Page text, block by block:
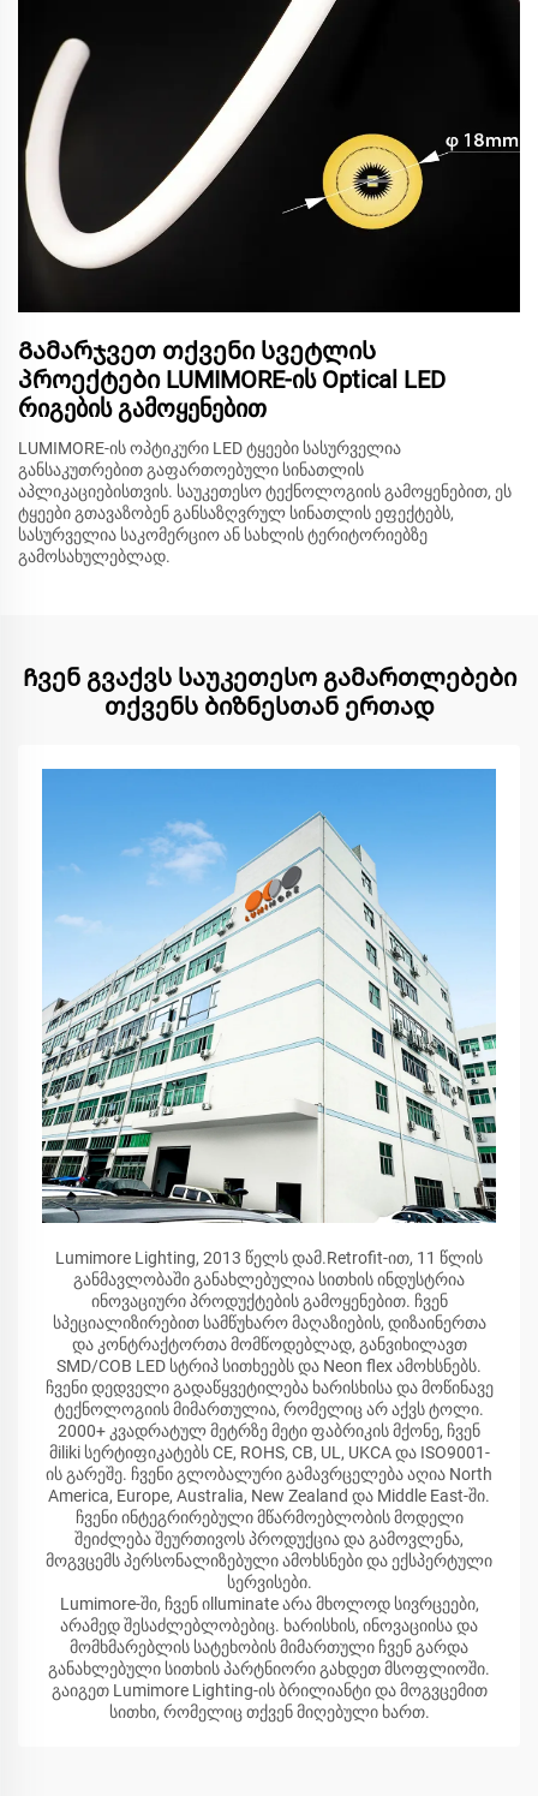
Გამარჯვეთ თქვენი სვეტლის
პროექტები LUMIMORE-ის Optical LED
რიგების გამოყენებით
LUMIMORE-ის ოპტიკური LED ტყეები სასურველია
განსაკუთრებით გაფართოებული სინათლის
აპლიკაციებისთვის. საუკეთესო ტექნოლოგიის გამოყენებით, ეს
ტყეები გთავაზობენ განსაზღვრულ სინათლის ეფექტებს,
სასურველია საკომერციო ან სახლის ტერიტორიებზე
გამოსახულებლად.
Ჩვენ გვაქვს საუკეთესო გამართლებები
თქვენს ბიზნესთან ერთად
Lumimore Lighting, 2013 წელს დამ.Retrofit-ით, 11 წლის
განმავლობაში განახლებულია სითხის ინდუსტრია
ინოვაციური პროდუქტების გამოყენებით. ჩვენ
სპეციალიზირებით სამწუხარო მაღაზიების, დიზაინერთა
და კონტრაქტორთა მომწოდებლად, განვიხილავთ
SMD/COB LED სტრიპ სითხეებს და Neon flex ამოხსნებს.
ჩვენი დედველი გადაწყვეტილება ხარისხისა და მოწინავე
ტექნოლოგიის მიმართულია, რომელიც არ აქვს ტოლი.
2000+ კვადრატულ მეტრზე მეტი ფაბრიკის მქონე, ჩვენ
მiliki სერტიფიკატებს CE, ROHS, CB, UL, UKCA და ISO9001-
ის გარეშე. ჩვენი გლობალური გამავრცელება აღია North
America, Europe, Australia, New Zealand და Middle East-ში.
ჩვენი ინტეგრირებული მწარმოებლობის მოდელი
შეიძლება შეურთივოს პროდუქცია და გამოვლენა,
მოგვცემს პერსონალიზებული ამოხსნები და ექსპერტული
სერვისები.
Lumimore-ში, ჩვენ იlluminate არა მხოლოდ სივრცეები,
არამედ შესაძლებლობებიც. ხარისხის, ინოვაციისა და
მომხმარებლის სატეხობის მიმართული ჩვენ გარდა
განახლებული სითხის პარტნიორი გახდეთ მსოფლიოში.
გაიგეთ Lumimore Lighting-ის ბრილიანტი და მოგვცემით
სითხი, რომელიც თქვენ მიღებული ხართ.